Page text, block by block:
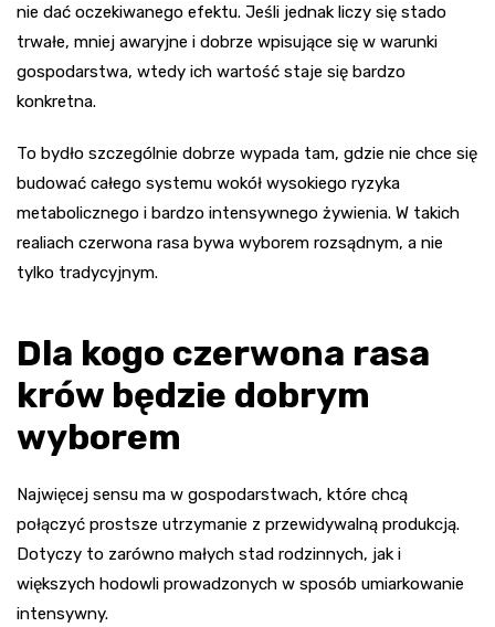
nie dać oczekiwanego efektu. Jeśli jednak liczy się stado
trwałe, mniej awaryjne i dobrze wpisujące się w warunki
gospodarstwa, wtedy ich wartość staje się bardzo
konkretna.
To bydło szczególnie dobrze wypada tam, gdzie nie chce się
budować całego systemu wokół wysokiego ryzyka
metabolicznego i bardzo intensywnego żywienia. W takich
realiach czerwona rasa bywa wyborem rozsądnym, a nie
tylko tradycyjnym.
Dla kogo czerwona rasa
krów będzie dobrym
wyborem
Najwięcej sensu ma w gospodarstwach, które chcą
połączyć prostsze utrzymanie z przewidywalną produkcją.
Dotyczy to zarówno małych stad rodzinnych, jak i
większych hodowli prowadzonych w sposób umiarkowanie
intensywny.